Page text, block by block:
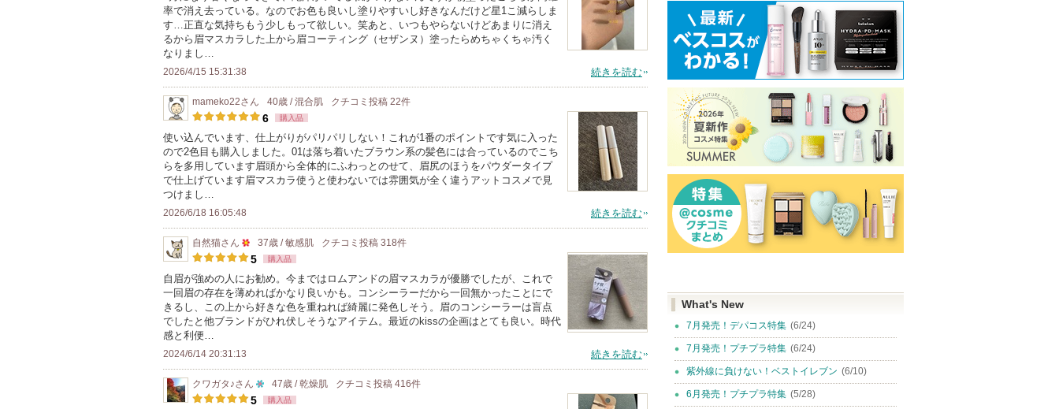
お
気
り
登
録
さ
れ
ま
す
以
上
ン
バ
ー
に
お
気
り
登
録
さ
れ
ま
す
率で消え去っている。なのでお色も良いし塗りやすいし好きなんだけど星1こ減らしま
す…正直な気持ちもう少しもって欲しい。笑あと、いつもやらないけどあまりに消え
るから眉マスカラした上から眉コーティング（セザンヌ）塗ったらめちゃくちゃ汚く
なりまし…
2026/4/15 15:31:38 続きを読む
mameko22さん 40歳 / 混合肌 クチコミ投稿 22件
6 購入品
使い込んでいます、仕上がりがパリパリしない！これが1番のポイントです気に入った
ので2色目も購入しました。01は落ち着いたブラウン系の髪色には合っているのでこち
らを多用しています眉頭から全体的にふわっとのせて、眉尻のほうをパウダータイプ
で仕上げています眉マスカラ使うと使わないでは雰囲気が全く違うアットコスメで見
つけまし…
2026/6/18 16:05:48 続きを読む
自然猫さん
50
人
以
上
メ
ン
バ
37歳 / 敏感肌 クチコミ投稿 318件
5 購入品
自眉が強めの人にお勧め。今まではロムアンドの眉マスカラが優勝でしたが、これで
一回眉の存在を薄めればかなり良いかも。コンシーラーだから一回無かったことにで
きるし、この上から好きな色を重ねれば綺麗に発色しそう。眉のコンシーラーは盲点
でしたと他ブランドがひれ伏しそうなアイテム。最近のkissの企画はとても良い。時代
感と利便…
2024/6/14 20:31:13 続きを読む
クワガタ♪さん
10
47歳 / 乾燥肌 クチコミ投稿 416件
5 購入品
What's New
7月発売！デパコス特集 (6/24)
7月発売！プチプラ特集 (6/24)
紫外線に負けない！ベストイレブン (6/10)
6月発売！プチプラ特集 (5/28)